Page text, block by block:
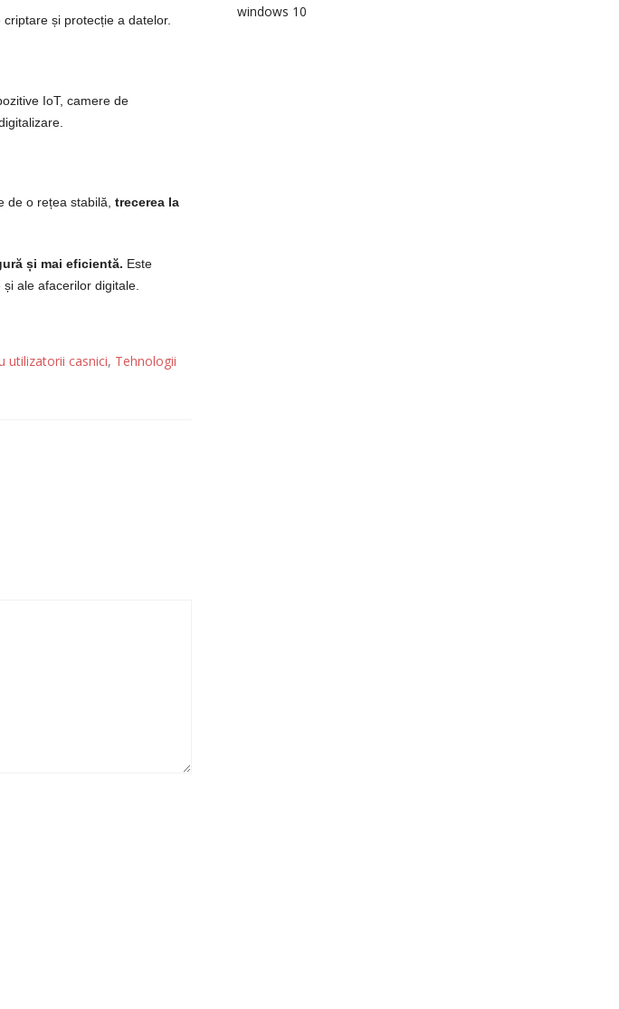
și protecție a datelor.
IoT, camere de
de o rețea stabilă, trecerea la
și mai eficientă. Este
ale afacerilor digitale.
utilizatorii casnici, Tehnologii
windows 10